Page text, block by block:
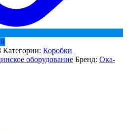
Категории: Коробки
оборудование Бренд: Ока-